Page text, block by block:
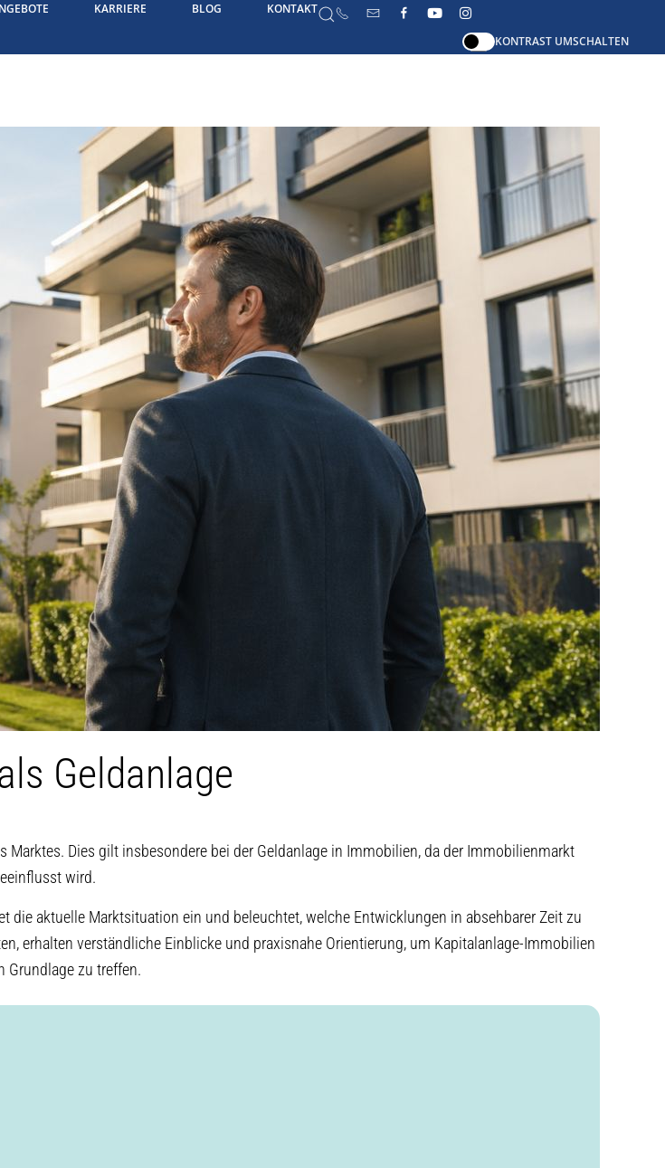
KARRIERE BLOG KONTAKT
KONTRAST UMSCHALTEN
Geldanlage
Dies gilt insbesondere bei der Geldanlage in Immobilien, da der Immobilienmarkt
wird.
die aktuelle Marktsituation ein und beleuchtet, welche Entwicklungen in absehbarer Zeit zu
erhalten verständliche Einblicke und praxisnahe Orientierung, um Kapitalanlage-Immobilien
Grundlage zu treffen.